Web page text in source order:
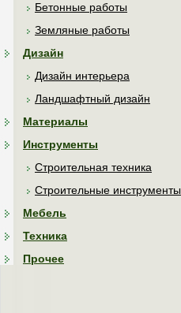
Бетонные работы
Земляные работы
Дизайн
Дизайн интерьера
Ландшафтный дизайн
Материалы
Инструменты
Строительная техника
Строительные инструменты
Мебель
Техника
Прочее